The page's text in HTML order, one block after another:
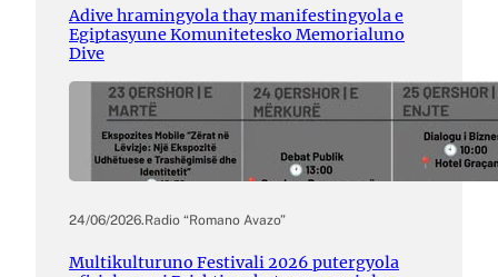
Adive hramingyola thay manifestingyola e
Egiptasyune Komunitetesko Memorialuno
Dive
24/06/2026.Radio “Romano Avazo”
Multikulturuno Festivali 2026 putergyola